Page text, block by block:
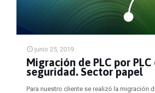
junio 25, 2019
Migración de PLC por PLC
seguridad. Sector papel
Para nuestro cliente se realizó la migración